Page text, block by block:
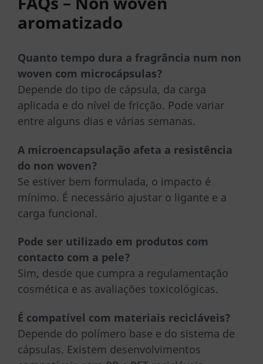
aromatizado
Quanto tempo dura a fragrância num non
woven com microcápsulas?
Depende do tipo de cápsula, da carga
aplicada e do nível de fricção. Pode variar
entre alguns dias e várias semanas.
A microencapsulação afeta a resistência
do non woven?
Se estiver bem formulada, o impacto é
mínimo. É necessário ajustar o ligante e a
carga funcional.
Pode ser utilizado em produtos com
contacto com a pele?
Sim, desde que cumpra a regulamentação
cosmética e as avaliações toxicológicas.
É compatível com materiais recicláveis?
Depende do polímero base e do sistema de
cápsulas. Existem desenvolvimentos